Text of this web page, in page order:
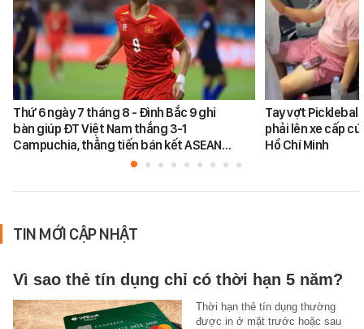
Thứ 6 ngày 7 tháng 8 - Đình Bắc 9 ghi
bàn giúp ĐT Việt Nam thắng 3-1
Campuchia, thẳng tiến bán kết ASEAN…
Tay vợt
phải lên xe cấp
Hồ Chí Minh
TIN MỚI CẬP NHẬT
Vì sao thẻ tín dụng chỉ có thời hạn 5 năm?
Thời hạn thẻ tín dụng thường
được in ở mặt trước hoặc sau